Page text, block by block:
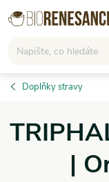
Přejít
na
Doplňky stravy
|